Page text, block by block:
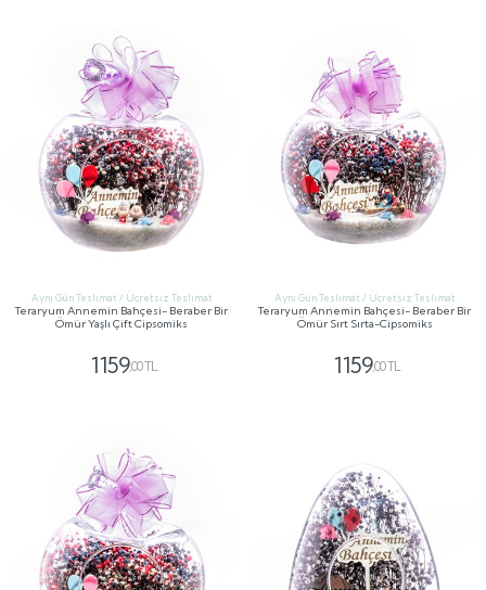
Aynı Gün Teslimat / Ücretsiz Teslimat
Teraryum Annemin Bahçesi- Beraber Bir
Ömür Yaşlı Çift Cipsomiks
1159,00 TL
Aynı Gün Teslimat / Ücretsiz Teslimat
Teraryum Annemin Bahçesi- Beraber Bir
Ömür Sırt Sırta-Cipsomiks
1159,00 TL